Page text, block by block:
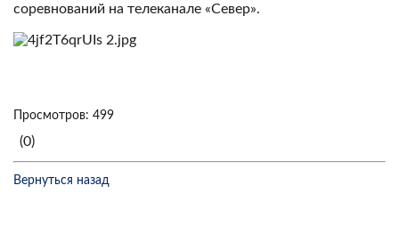
соревнований на телеканале «Север».
Просмотров: 499
(0)
Вернуться назад